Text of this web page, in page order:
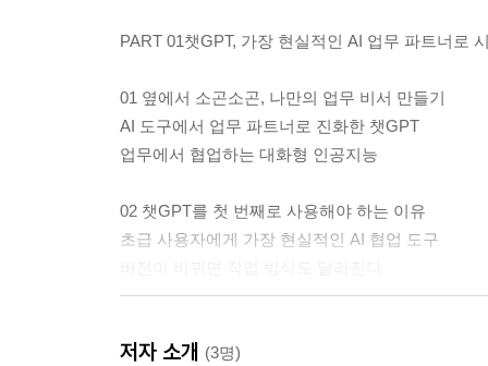
PART 01챗GPT, 가장 현실적인 AI 업무 파트너로
01 옆에서 소곤소곤, 나만의 업무 비서 만들기
AI 도구에서 업무 파트너로 진화한 챗GPT
업무에서 협업하는 대화형 인공지능
02 챗GPT를 첫 번째로 사용해야 하는 이유
초급 사용자에게 가장 현실적인 AI 협업 도구
챗GPT 계정 생성과 설정법
저자 소개 (3명)